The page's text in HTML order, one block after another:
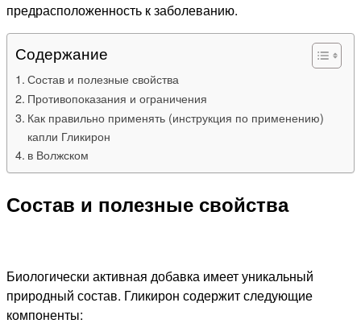
предрасположенность к заболеванию.
Содержание
Состав и полезные свойства
Противопоказания и ограничения
Как правильно применять (инструкция по применению)
капли Гликирон
в Волжском
Состав и полезные свойства
Биологически активная добавка имеет уникальный
природный состав. Гликирон содержит следующие
компоненты: